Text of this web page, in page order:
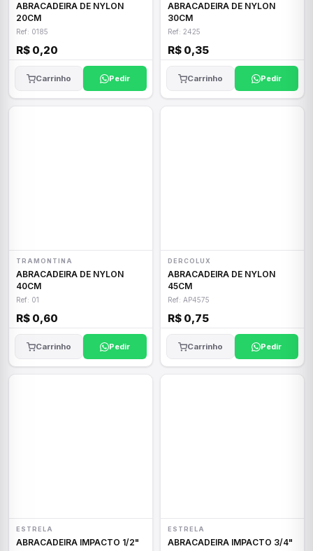
ABRACADEIRA DE NYLON
20CM
Ref: 0185
R$ 0,20
Carrinho Pedir
ABRACADEIRA DE NYLON
30CM
Ref: 2425
R$ 0,35
Carrinho Pedir
TRAMONTINA
ABRACADEIRA DE NYLON
40CM
Ref: 01
R$ 0,60
Carrinho Pedir
DERCOLUX
ABRACADEIRA DE NYLON
45CM
Ref: AP4575
R$ 0,75
Carrinho Pedir
ESTRELA
ABRACADEIRA IMPACTO 1/2"
ESTRELA
ABRACADEIRA IMPACTO 3/4"